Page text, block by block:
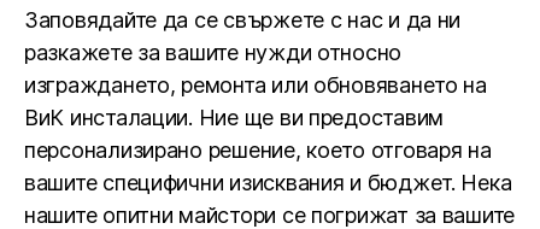
Заповядайте да се свържете с нас и да ни
разкажете за вашите нужди относно
изграждането, ремонта или обновяването на
ВиК инсталации. Ние ще ви предоставим
персонализирано решение, което отговаря на
вашите специфични изисквания и бюджет. Нека
нашите опитни майстори се погрижат за вашите